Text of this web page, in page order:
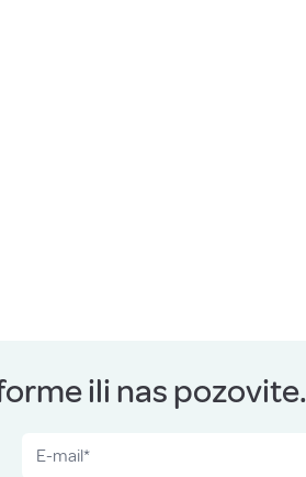
ili nas pozovite.